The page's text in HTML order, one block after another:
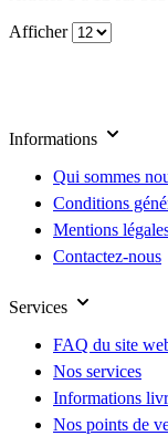
Afficher
Informations
Qui sommes
Conditions
Mentions
Contactez-nous
Services
FAQ du site
Nos services
Informations
Nos points de